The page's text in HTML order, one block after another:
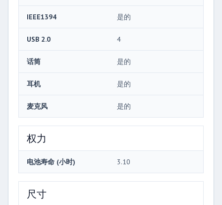
IEEE1394 是的
USB 2.0 4
话筒 是的
耳机 是的
麦克风 是的
权力
电池寿命 (小时) 3.10
尺寸